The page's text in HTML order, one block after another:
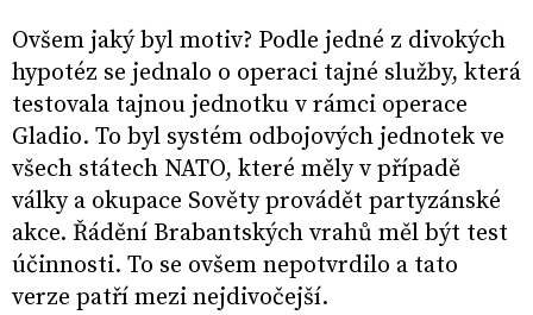
Ovšem jaký byl motiv? Podle jedné z divokých
hypotéz se jednalo o operaci tajné služby, která
testovala tajnou jednotku v rámci operace
Gladio. To byl systém odbojových jednotek ve
všech státech NATO, které měly v případě
války a okupace Sověty provádět partyzánské
akce. Řádění Brabantských vrahů měl být test
účinnosti. To se ovšem nepotvrdilo a tato
verze patří mezi nejdivočejší.